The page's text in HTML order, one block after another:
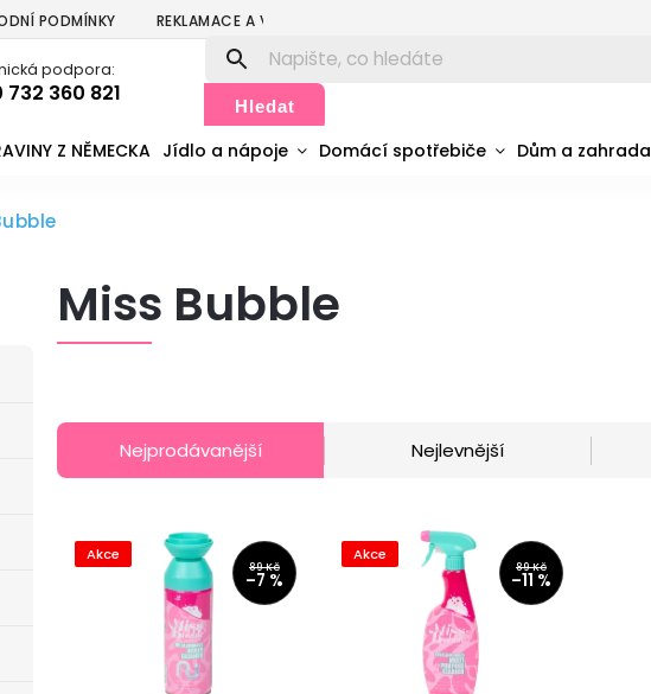
PODMÍNKY REKLAMACE A VRÁCENÍ
podpora:
732 360 821 Hledat
Z NĚMECKA Jídlo a nápoje Domácí spotřebiče Dům a zahrada
Miss Bubble
Nejprodávanější Nejlevnější
Akce
89 Kč
–7 %
Akce
89 Kč
–11 %